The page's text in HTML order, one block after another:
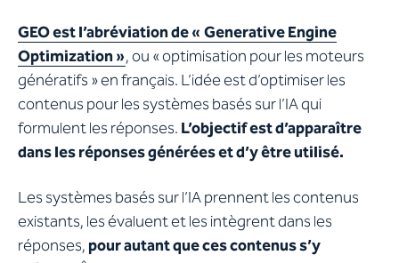
GEO est l’abréviation de « Generative Engine
Optimization », ou « optimisation pour les moteurs
génératifs » en français. L’idée est d’optimiser les
contenus pour les systèmes basés sur l’IA qui
formulent les réponses. L’objectif est d’apparaître
dans les réponses générées et d’y être utilisé.
Les systèmes basés sur l’IA prennent les contenus
existants, les évaluent et les intègrent dans les
réponses, pour autant que ces contenus s’y